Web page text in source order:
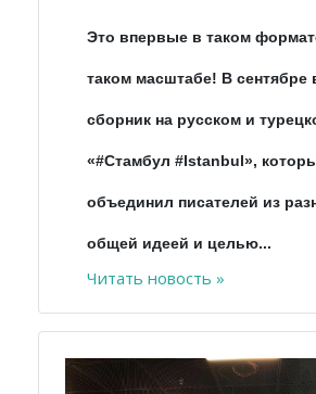
Это впервые в таком
таком масштабе! В
сборник на русском и
«#Стамбул #Istanbul»,
объединил писателей из
общей идеей и целью...
Читать новость »